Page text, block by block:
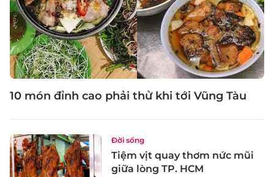
10 món đỉnh cao phải thử khi tới Vũng Tàu
Đời sống
Tiệm vịt quay thơm nức mũi
giữa lòng TP. HCM